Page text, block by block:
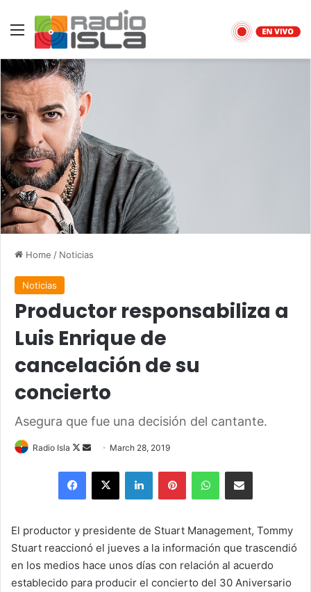
Menu
Home / Noticias
Noticias
Productor responsabiliza a
Luis Enrique de
cancelación de su
concierto
Asegura que fue una decisión del cantante.
Radio Isla
Follow
Send
email
March 28, 2019
Facebook
X LinkedInPinterestWhatsAppShare via Email
El productor y presidente de Stuart Management, Tommy
Stuart reaccionó el jueves a la información que trascendió
en los medios hace unos días con relación al acuerdo
establecido para producir el concierto del 30 Aniversario